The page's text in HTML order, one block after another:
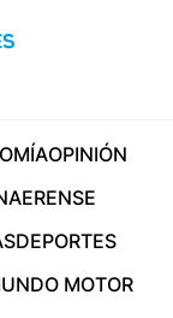
OPINIÓN
DEPORTES
MOTOR